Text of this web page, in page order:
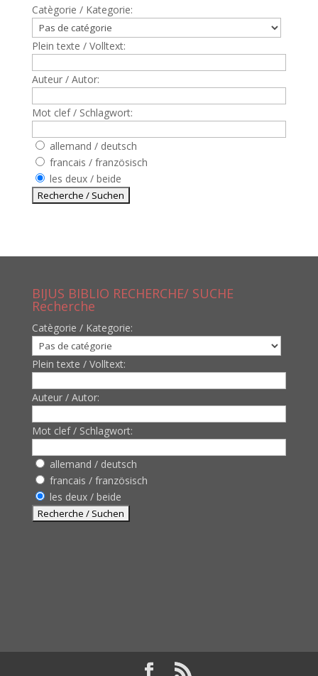
Catègorie / Kategorie:
Plein texte / Volltext:
Auteur / Autor:
Mot clef / Schlagwort:
allemand / deutsch
francais / französisch
les deux / beide
BIJUS BIBLIO RECHERCHE/ SUCHE
Recherche
Catègorie / Kategorie:
Plein texte / Volltext:
Auteur / Autor:
Mot clef / Schlagwort:
allemand / deutsch
francais / französisch
les deux / beide